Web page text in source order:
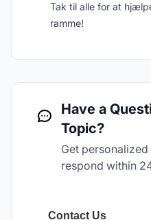
Tak til alle for at
ramme!
Have a
Topic?
Get
respond within